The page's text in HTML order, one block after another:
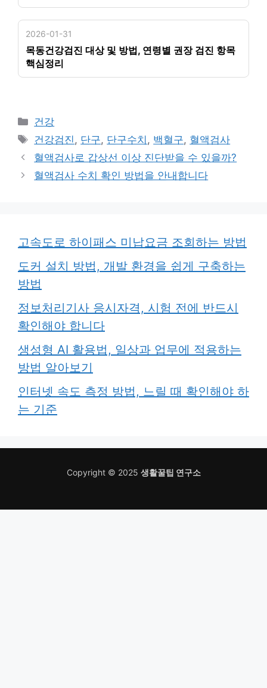
2026-01-31
목동건강검진 대상 및 방법, 연령별 권장 검진 항목
핵심정리
카
테
리
건강
태
그
건강검진 , 단구, 단구수치 , 백혈구, 혈액검사
혈액검사로 갑상선 이상 진단받을 수 있을까?
혈액검사 수치 확인 방법을 안내합니다
고속도로 하이패스 미납요금 조회하는 방법
도커 설치 방법, 개발 환경을 쉽게 구축하는
방법
정보처리기사 응시자격, 시험 전에 반드시
확인해야 합니다
생성형 AI 활용법, 일상과 업무에 적용하는
방법 알아보기
인터넷 속도 측정 방법, 느릴 때 확인해야 하
는 기준
Copyright © 2025 생활꿀팁 연구소